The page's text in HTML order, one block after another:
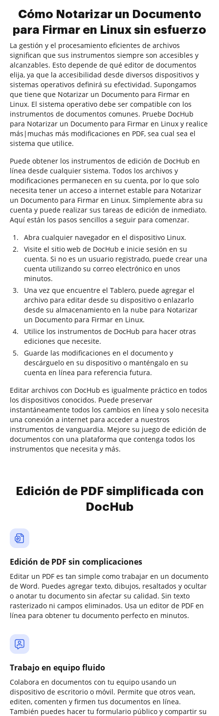
Cómo Notarizar un Documento
para Firmar en Linux sin esfuerzo
La gestión y el procesamiento eficientes de archivos
significan que sus instrumentos siempre son accesibles y
alcanzables. Esto depende de qué editor de documentos
elija, ya que la accesibilidad desde diversos dispositivos y
sistemas operativos definirá su efectividad. Supongamos
que tiene que Notarizar un Documento para Firmar en
Linux. El sistema operativo debe ser compatible con los
instrumentos de documentos comunes. Pruebe DocHub
para Notarizar un Documento para Firmar en Linux y realice
más|muchas más modificaciones en PDF, sea cual sea el
sistema que utilice.
Puede obtener los instrumentos de edición de DocHub en
línea desde cualquier sistema. Todos los archivos y
modificaciones permanecen en su cuenta, por lo que solo
necesita tener un acceso a internet estable para Notarizar
un Documento para Firmar en Linux. Simplemente abra su
cuenta y puede realizar sus tareas de edición de inmediato.
Aquí están los pasos sencillos a seguir para comenzar.
Abra cualquier navegador en el dispositivo Linux.
Visite el sitio web de DocHub e inicie sesión en su
cuenta. Si no es un usuario registrado, puede crear una
cuenta utilizando su correo electrónico en unos
minutos.
Una vez que encuentre el Tablero, puede agregar el
archivo para editar desde su dispositivo o enlazarlo
desde su almacenamiento en la nube para Notarizar
un Documento para Firmar en Linux.
Utilice los instrumentos de DocHub para hacer otras
ediciones que necesite.
Guarde las modificaciones en el documento y
descárguelo en su dispositivo o manténgalo en su
cuenta en línea para referencia futura.
Editar archivos con DocHub es igualmente práctico en todos
los dispositivos conocidos. Puede preservar
instantáneamente todos los cambios en línea y solo necesita
una conexión a internet para acceder a nuestros
instrumentos de vanguardia. Mejore su juego de edición de
documentos con una plataforma que contenga todos los
instrumentos que necesita y más.
Edición de PDF simplificada con
DocHub
Edición de PDF sin complicaciones
Editar un PDF es tan simple como trabajar en un documento
de Word. Puedes agregar texto, dibujos, resaltados y ocultar
o anotar tu documento sin afectar su calidad. Sin texto
rasterizado ni campos eliminados. Usa un editor de PDF en
línea para obtener tu documento perfecto en minutos.
Trabajo en equipo fluido
Colabora en documentos con tu equipo usando un
dispositivo de escritorio o móvil. Permite que otros vean,
editen, comenten y firmen tus documentos en línea.
También puedes hacer tu formulario público y compartir su